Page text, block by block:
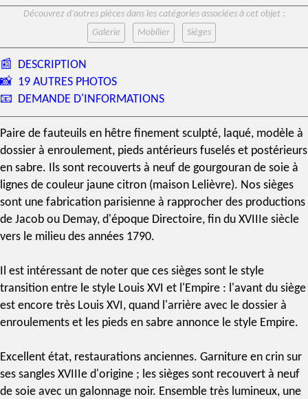
Découvrez d’autres pièces dans les catégories associées à cet objet :
Galerie
Mobilier Sièges
📰 DESCRIPTION
📸 19 AUTRES PHOTOS
📧 DEMANDE D'INFORMATIONS
Paire de fauteuils en hêtre finement sculpté, laqué, modèle à
dossier à enroulement, pieds antérieurs fuselés et postérieurs
en sabre. Ils sont recouverts à neuf de gourgouran de soie à
lignes de couleur jaune citron (maison Lelièvre). Nos sièges
sont une fabrication parisienne à rapprocher des productions
de Jacob ou Demay, d'époque Directoire, fin du XVIIIe siècle
vers le milieu des années 1790.
Il est intéressant de noter que ces sièges sont le style
transition entre le style Louis XVI et l'Empire : l'avant du siège
est encore très Louis XVI, quand l'arrière avec le dossier à
enroulements et les pieds en sabre annonce le style Empire.
Excellent état, restaurations anciennes. Garniture en crin sur
ses sangles XVIIIe d'origine ; les sièges sont recouvert à neuf
de soie avec un galonnage noir. Ensemble très lumineux, une